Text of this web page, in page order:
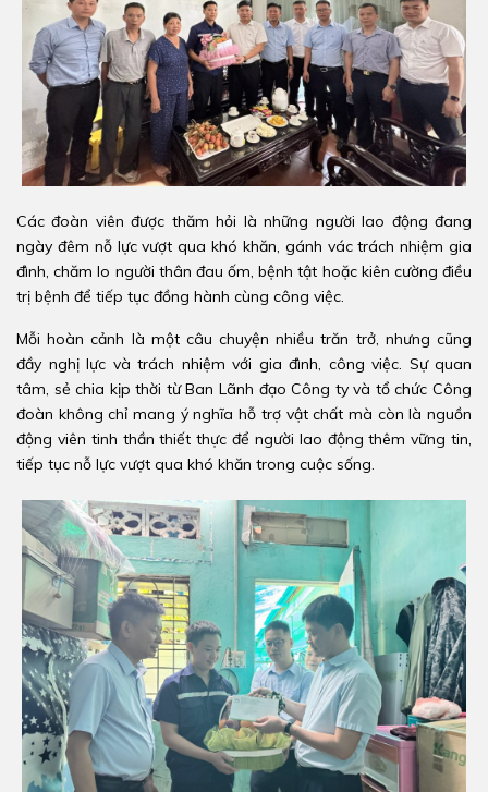
Các đoàn viên được thăm hỏi là những người lao động đang
ngày đêm nỗ lực vượt qua khó khăn, gánh vác trách nhiệm gia
đình, chăm lo người thân đau ốm, bệnh tật hoặc kiên cường điều
trị bệnh để tiếp tục đồng hành cùng công việc.
Mỗi hoàn cảnh là một câu chuyện nhiều trăn trở, nhưng cũng
đầy nghị lực và trách nhiệm với gia đình, công việc. Sự quan
tâm, sẻ chia kịp thời từ Ban Lãnh đạo Công ty và tổ chức Công
đoàn không chỉ mang ý nghĩa hỗ trợ vật chất mà còn là nguồn
động viên tinh thần thiết thực để người lao động thêm vững tin,
tiếp tục nỗ lực vượt qua khó khăn trong cuộc sống.